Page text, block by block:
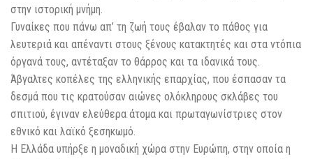
στην ιστορική μνήμη.
Γυναίκες που πάνω απ’ τη ζωή τους έβαλαν το πάθος για
λευτεριά και απέναντι στους ξένους κατακτητές και στα ντόπια
όργανά τους, αντέταξαν το θάρρος και τα ιδανικά τους.
Άβγαλτες κοπέλες της ελληνικής επαρχίας, που έσπασαν τα
δεσμά που τις κρατούσαν αιώνες ολόκληρους σκλάβες του
σπιτιού, έγιναν ελεύθερα άτομα και πρωταγωνίστριες στον
εθνικό και λαϊκό ξεσηκωμό.
Η Ελλάδα υπήρξε η μοναδική χώρα στην Ευρώπη, στην οποία η